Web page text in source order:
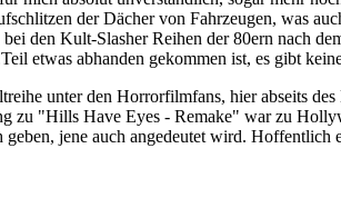
der Dächer von Fahrzeugen, was
den Kult-Slasher Reihen der 80ern nach
etwas abhanden gekommen ist, es gibt
unter den Horrorfilmfans, hier abseits
zu "Hills Have Eyes - Remake" war zu
jene auch angedeutet wird.